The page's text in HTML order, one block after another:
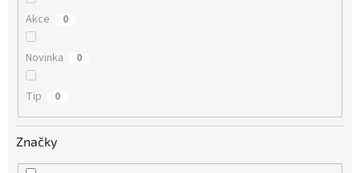
Akce 0
Novinka 0
Tip 0
Značky